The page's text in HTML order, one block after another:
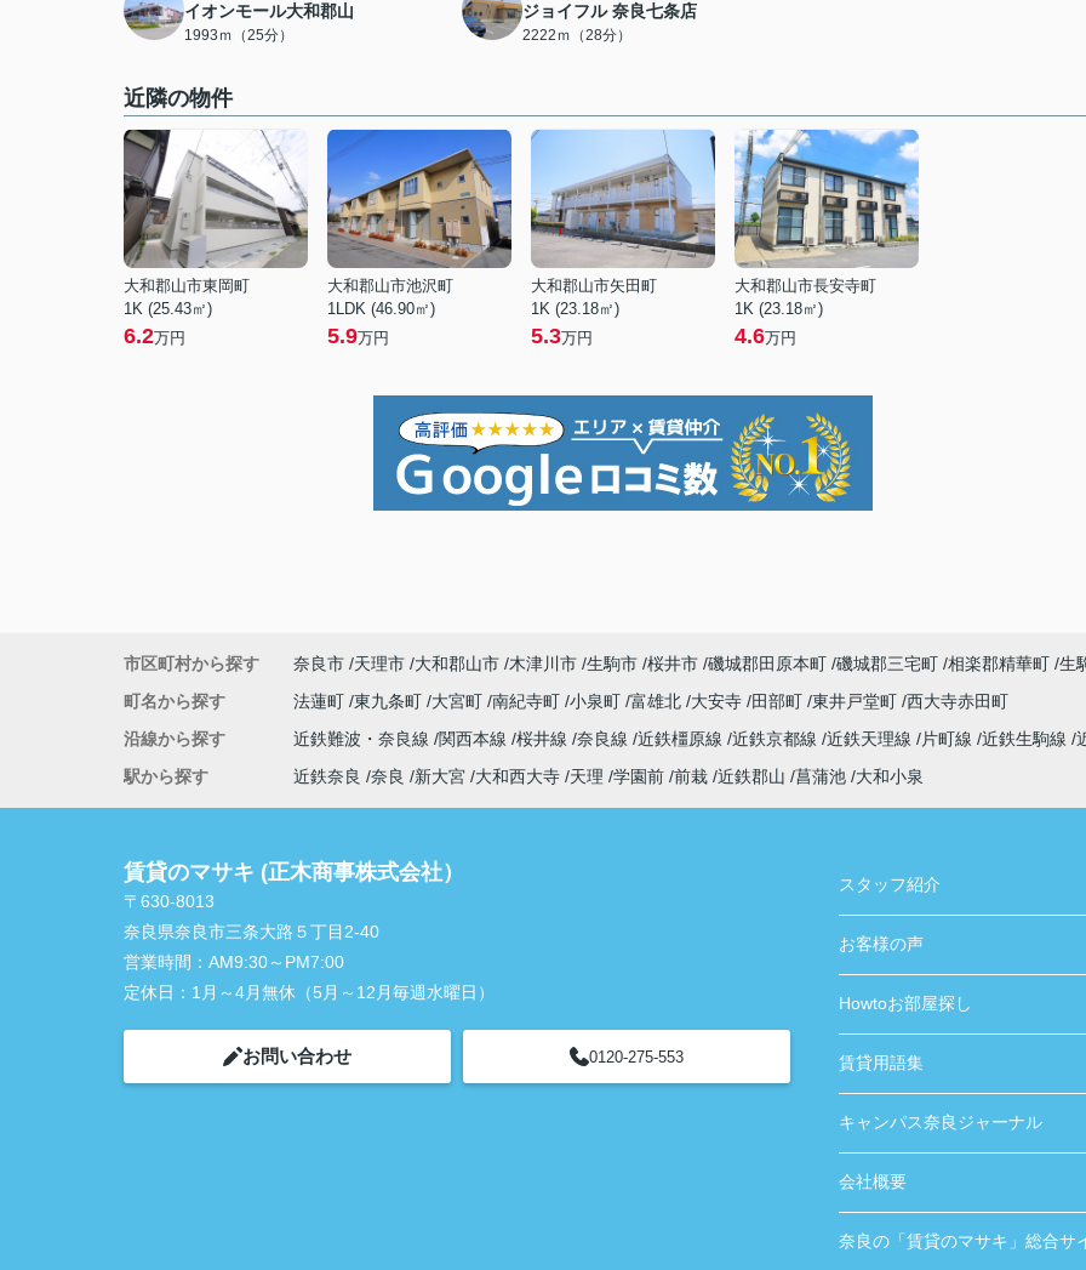
イオンモール大和郡山
1993ｍ（25分）
ジョイフル 奈良七条店
2222ｍ（28分）
近隣の物件
大和郡山市東岡町
1K (25.43㎡)
6.2万円
大和郡山市池沢町
1LDK (46.90㎡)
5.9万円
大和郡山市矢田町
1K (23.18㎡)
5.3万円
大和郡山市長安寺町
1K (23.18㎡)
4.6万円
市区町村から探す 奈良市 天理市 大和郡山市 木津川市 生駒市 桜井市 磯城郡田原本町 磯城郡三宅町 相楽郡精華町 生
町名から探す
法蓮町 東九条町 大宮町 南紀寺町 小泉町 富雄北 大安寺 田部町 東井戸堂町 西大寺赤田町
沿線から探す
近鉄難波・奈良線 関西本線 桜井線 奈良線 近鉄橿原線 近鉄京都線 近鉄天理線 片町線 近鉄生駒線
駅から探す
近鉄奈良 奈良 新大宮 大和西大寺 天理 学園前 前栽 近鉄郡山 菖蒲池 大和小泉
賃貸のマサキ (正木商事株式会社）
〒630-8013
奈良県奈良市三条大路５丁目2-40
営業時間： AM9:30～PM7:00
定休日： 1月～4月無休（5月～12月毎週水曜日）
お問い合わせ 0120-275-553
スタッフ紹介
お客様の声
Howtoお部屋探し
賃貸用語集
キャンパス奈良ジャーナル
会社概要
奈良の「賃貸のマサキ」総合サ